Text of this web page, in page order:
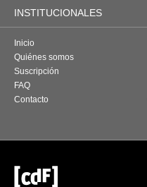
INSTITUCIONALES
Inicio
Quiénes somos
Suscripción
FAQ
Contacto